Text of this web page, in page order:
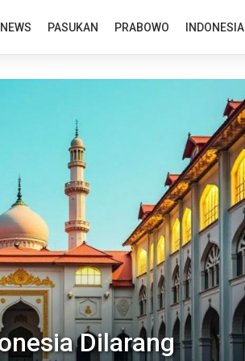
NEWS PASUKAN PRABOWO INDONESIA
Dilarang